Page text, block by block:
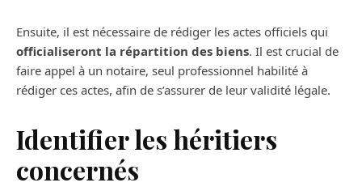
Ensuite, il est nécessaire de rédiger les actes officiels qui
officialiseront la répartition des biens. Il est crucial de
faire appel à un notaire, seul professionnel habilité à
rédiger ces actes, afin de s’assurer de leur validité légale.
Identifier les héritiers
concernés